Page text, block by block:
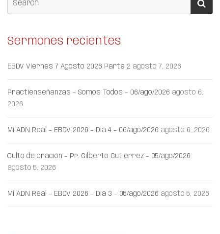
Sermones recientes
EBDV Viernes 7 Agosto 2026 Parte 2 agosto 7, 2026
Practienseñanzas – Somos Todos – 06/ago/2026 agosto 6,
2026
Mi ADN Real – EBDV 2026 – Día 4 – 06/ago/2026 agosto 6, 2026
Culto de oración – Pr. Gilberto Gutiérrez – 05/ago/2026
agosto 5, 2026
Mi ADN Real – EBDV 2026 – Día 3 – 05/ago/2026 agosto 5, 2026